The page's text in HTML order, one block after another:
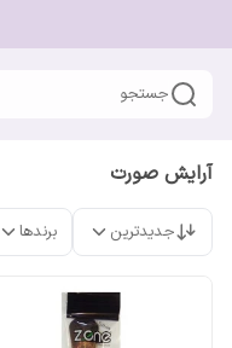
جستجو
آرایش صورت
جدیدترین برندها